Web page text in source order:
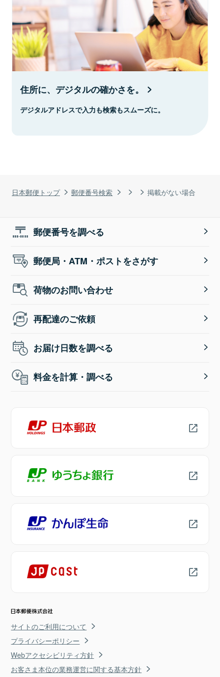
日本郵便トップ 郵便番号検索 掲載がない場合
住所に、デジタルの確かさを。
デジタルアドレスで入力も検索もスムーズに。
郵便番号を調べる
郵便局・ATM・ポストをさがす
荷物のお問い合わせ
再配達のご依頼
お届け日数を調べる
料金を計算・調べる
サイトのご利用について
プライバシーポリシー
Webアクセシビリティ方針
お客さま本位の業務運営に関する基本方針